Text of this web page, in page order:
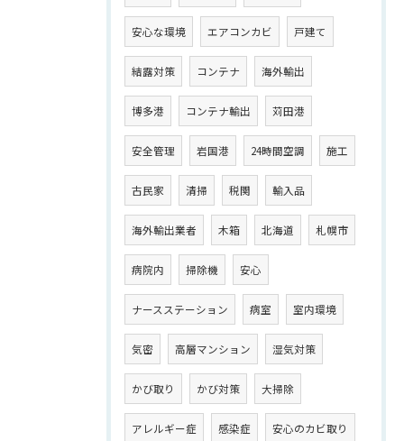
安心な環境 エアコンカビ 戸建て
結露対策 コンテナ 海外輸出
博多港 コンテナ輸出 苅田港
安全管理 岩国港 24時間空調 施工
古民家 清掃 税関 輸入品
海外輸出業者 木箱 北海道 札幌市
病院内 掃除機 安心
ナースステーション 病室 室内環境
気密 高層マンション 湿気対策
かび取り かび対策 大掃除
アレルギー症 感染症 安心のカビ取り